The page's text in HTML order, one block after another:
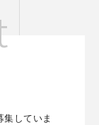
していま